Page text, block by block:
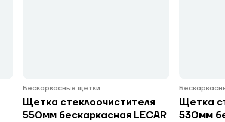
Бескаркасные щетки
Щетка стеклоочистителя
550мм бескаркасная LECAR
Щетка
530мм